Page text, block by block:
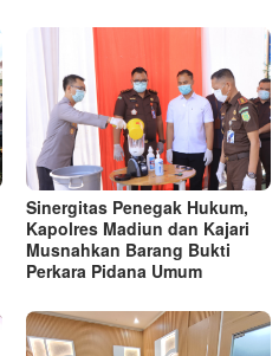
Sinergitas Penegak Hukum,
Kapolres Madiun dan Kajari
Musnahkan Barang Bukti
Perkara Pidana Umum